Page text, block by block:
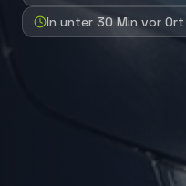
In unter 30 Min vor Ort